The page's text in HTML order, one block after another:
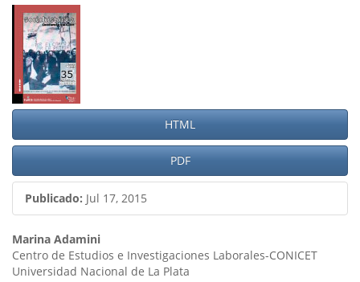
Barra
lateral
del
artículo
HTML
PDF
Publicado: Jul 17, 2015
Contenido
principal
Marina Adamini
Centro de Estudios e Investigaciones Laborales-CONICET
Universidad Nacional de La Plata